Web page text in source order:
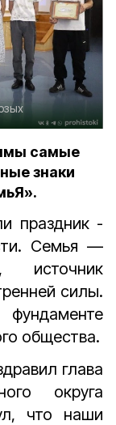
самые
знаки
праздник -
Семья —
источник
силы.
общества.
глава
округа
что наши